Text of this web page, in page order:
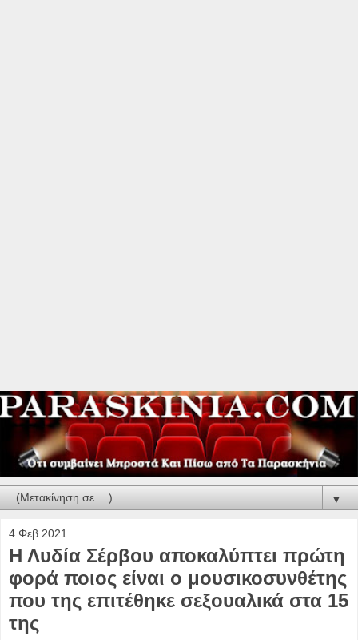
▼
4 Φεβ 2021
Η Λυδία Σέρβου αποκαλύπτει πρώτη
φορά ποιος είναι ο μουσικοσυνθέτης
που της επιτέθηκε σεξουαλικά στα 15
της